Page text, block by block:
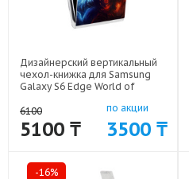
Дизайнерский вертикальный
чехол-книжка для Samsung
Galaxy S6 Edge World of
6100
5100 ₸
по акции
3500 ₸
-16%